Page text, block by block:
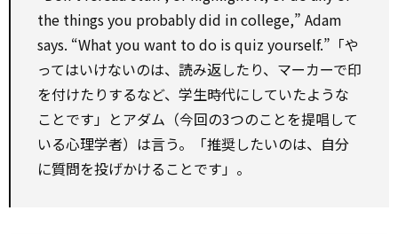
the things you probably did in college,” Adam
says. “What you want todo is quiz yourself.”「や
ってはいけないのは、読み返したり、マーカーで印
を付けたりするなど、学生時代にしていたような
ことです」とアダム（今回の3つのことを提唱して
いる心理学者）は言う。「推奨したいのは、自分
に質問を投げかけることです」。